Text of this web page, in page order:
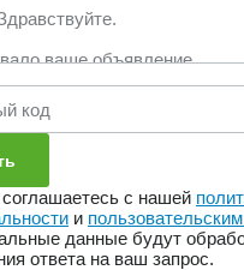
с нашей
и
данные будут
ответа на ваш запрос.